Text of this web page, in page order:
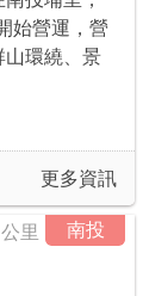
始營運，營
山環繞、景
更多資訊
南投
里